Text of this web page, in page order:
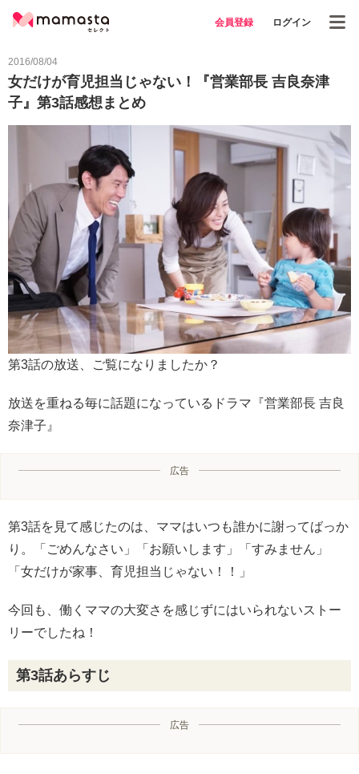
会員登録 ログイン
2016/08/04
女だけが育児担当じゃない！『営業部長 吉良奈津
子』第3話感想まとめ
第3話の放送、ご覧になりましたか？
放送を重ねる毎に話題になっているドラマ『営業部長 吉良
奈津子』
広告
第3話を見て感じたのは、ママはいつも誰かに謝ってばっか
り。「ごめんなさい」「お願いします」「すみません」
「女だけが家事、育児担当じゃない！！」
今回も、働くママの大変さを感じずにはいられないストー
リーでしたね！
第3話あらすじ
広告